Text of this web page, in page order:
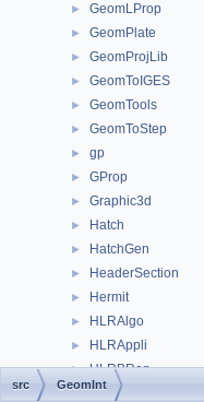
► GeomLProp
► GeomPlate
► GeomProjLib
► GeomToIGES
► GeomTools
► GeomToStep
► gp
► GProp
► Graphic3d
► Hatch
► HatchGen
► HeaderSection
► Hermit
► HLRAlgo
► HLRAppli
► HLRBRep
► HLRTest
src GeomInt